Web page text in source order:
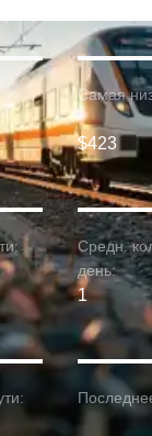
Самая
$423
Средн.
день:
1